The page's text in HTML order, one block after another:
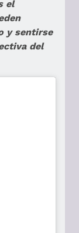
el
y sentirse
del